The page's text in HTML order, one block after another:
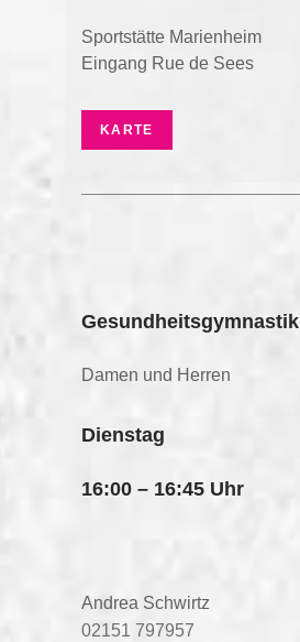
Sportstätte Marienheim
Eingang Rue de Sees
KARTE
Gesundheitsgymnastik
Damen und Herren
Dienstag
16:00 – 16:45 Uhr
Andrea Schwirtz
02151 797957